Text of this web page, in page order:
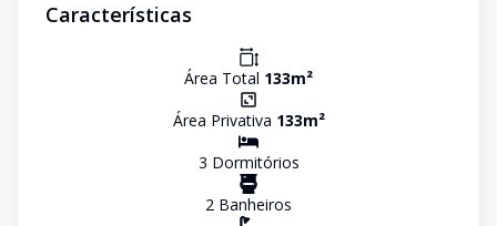
Características
Área Total 133m²
Área Privativa 133m²
3 Dormitórios
2 Banheiros